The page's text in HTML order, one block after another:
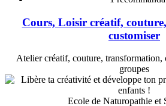
Cours, Loisir créatif,
customiser
Atelier créatif, couture, transformation,
groupes
Ecole de Naturopathie et